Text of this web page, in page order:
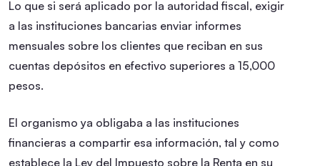
Lo que si será aplicado por la autoridad fiscal, exigir
a las instituciones bancarias enviar informes
mensuales sobre los clientes que reciban en sus
cuentas depósitos en efectivo superiores a 15,000
pesos.
El organismo ya obligaba a las instituciones
financieras a compartir esa información, tal y como
establece la Ley del Impuesto sobre la Renta en su